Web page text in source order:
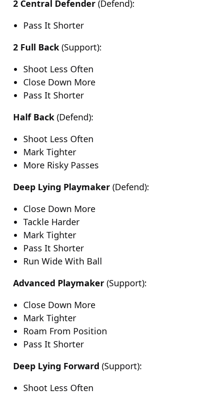
2 Central Defender(Defend):
Pass It Shorter
2 Full Back(Support):
Shoot Less Often
Close Down More
Pass It Shorter
Half Back(Defend):
Shoot Less Often
Mark Tighter
More Risky Passes
Deep Lying Playmaker(Defend):
Close Down More
Tackle Harder
Mark Tighter
Pass It Shorter
Run Wide With Ball
Advanced Playmaker(Support):
Close Down More
Mark Tighter
Roam From Position
Pass It Shorter
Deep Lying Forward (Support):
Shoot Less Often